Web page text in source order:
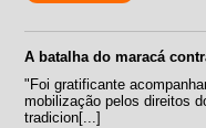
A batalha do maracá
"Foi gratificante
mobilização pelos direitos
tradicion[...]